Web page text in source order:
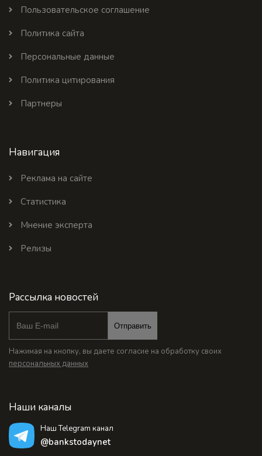
Пользовательское соглашение
Политика сайта
Персональные данные
Политика цитирования
Партнеры
Навигация
Реклама на сайте
Статистика
Мнение эксперта
Релизы
Рассылка новостей
Отправить
Нажимая на кнопку, вы даете согласие на обработку своих
персональных данных
Наши каналы
Наш Telegram канал
@bankstodaynet